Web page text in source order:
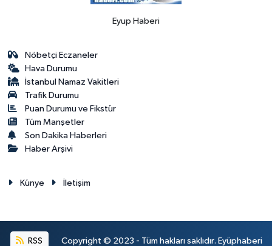
Eyup Haberi
Nöbetçi Eczaneler
Hava Durumu
İstanbul Namaz Vakitleri
Trafik Durumu
Puan Durumu ve Fikstür
Tüm Manşetler
Son Dakika Haberleri
Haber Arşivi
Künye İletişim
RSS Copyright © 2023 - Tüm hakları saklıdır. Eyüphaberi